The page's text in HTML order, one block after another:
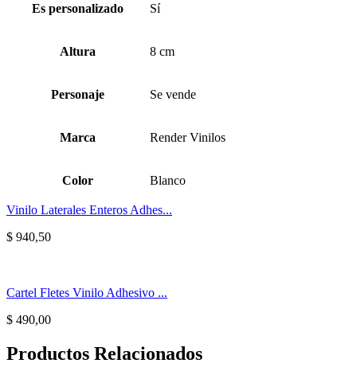
Es personalizado Sí
Altura 8 cm
Personaje Se vende
Marca Render Vinilos
Color Blanco
Vinilo Laterales Enteros Adhes...
$ 940,50
Cartel Fletes Vinilo Adhesivo ...
$ 490,00
Productos Relacionados